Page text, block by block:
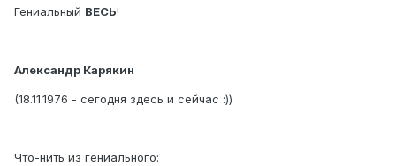
Гениальный ВЕСЬ!
Александр Карякин
(18.11.1976 - сегодня здесь и сейчас :))
Что-нить из гениального: